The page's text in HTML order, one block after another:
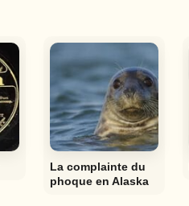
La complainte du
phoque en Alaska